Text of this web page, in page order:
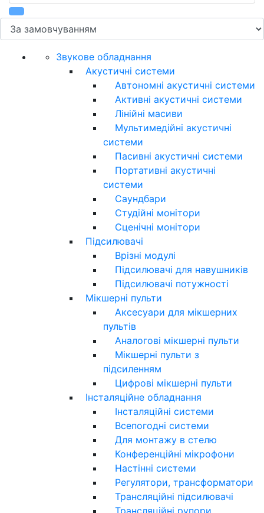
Звукове обладнання
Акустичні системи
Автономні акустичні системи
Активні акустичні системи
Лінійні масиви
Мультимедійні акустичні
системи
Пасивні акустичні системи
Портативні акустичні
системи
Саундбари
Студійні монітори
Сценічні монітори
Підсилювачі
Врізні модулі
Підсилювачі для навушників
Підсилювачі потужності
Мікшерні пульти
Аксесуари для мікшерних
пультів
Аналогові мікшерні пульти
Мікшерні пульти з
підсиленням
Цифрові мікшерні пульти
Інсталяційне обладнання
Інсталяційні системи
Всепогодні системи
Для монтажу в стелю
Конференційні мікрофони
Настінні системи
Регулятори, трансформатори
Трансляційні підсилювачі
Трансляційні рупори